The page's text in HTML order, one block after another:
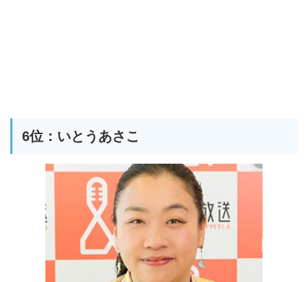
6位：いとうあさこ